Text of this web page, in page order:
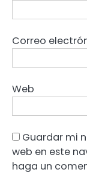
Correo
Web
Guardar mi
web en este
haga un